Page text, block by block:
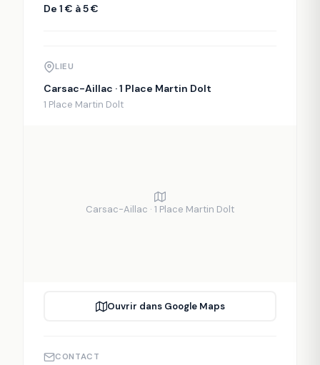
De 1 € à 5 €
LIEU
Carsac-Aillac · 1 Place Martin Dolt
1 Place Martin Dolt
Carsac-Aillac · 1 Place Martin Dolt
Ouvrir dans Google Maps
CONTACT